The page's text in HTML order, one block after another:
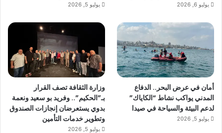
يوليو 6, 2026 يوليو 5, 2026
أمان في عرض البحر.. الدفاع
المدني يواكب نشاط “الكاياك”
لدعم البيئة والسياحة في صيدا
يوليو 5, 2026
وزارة الثقافة تصف القرار
بـ”الحكيم”.. وفريد بو سعيد ونعمة
بدوي يستعرضان إنجازات الصندوق
وتطوير خدمات التأمين
يوليو 5, 2026